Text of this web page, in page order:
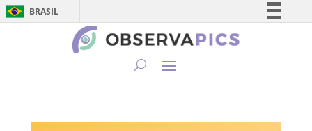
BRASIL
Simplifique!